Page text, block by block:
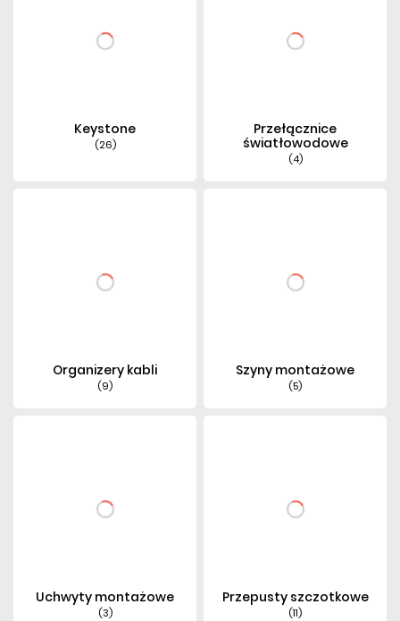
Keystone
(26)
Przełącznice
światłowodowe
(4)
Organizery kabli
(9)
Szyny montażowe
(5)
Uchwyty montażowe
(3)
Przepusty szczotkowe
(11)